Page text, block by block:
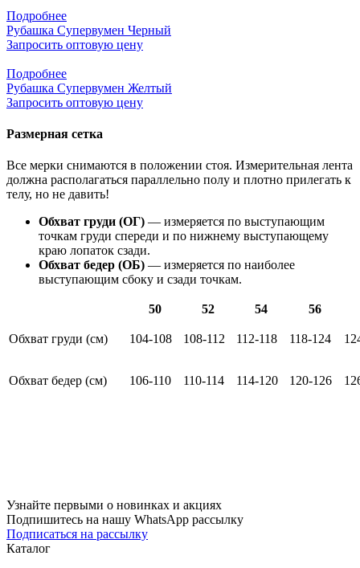
Подробнее
Рубашка Супервумен Черный
Запросить оптовую цену
Подробнее
Рубашка Супервумен Желтый
Запросить оптовую цену
Размерная сетка
Все мерки снимаются в положении стоя. Измерительная лента
должна располагаться параллельно полу и плотно прилегать к
телу, но не давить!
Обхват груди (ОГ) — измеряется по выступающим
точкам груди спереди и по нижнему выступающему
краю лопаток сзади.
Обхват бедер (ОБ) — измеряется по наиболее
выступающим сбоку и сзади точкам.
50 52 54 56
Обхват груди (см) 104-108 108-112 112-118 118-124
Обхват бедер (см) 106-110 110-114 114-120 120-126
Узнайте первыми о новинках и акциях
Подпишитесь на нашу WhatsApp рассылку
Подписаться на рассылку
Каталог